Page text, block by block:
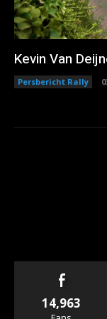
Kevin Van
Persbericht Rally
14,963